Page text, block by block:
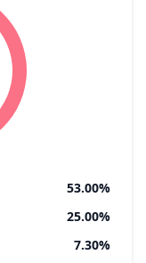
53.00%
25.00%
7.30%